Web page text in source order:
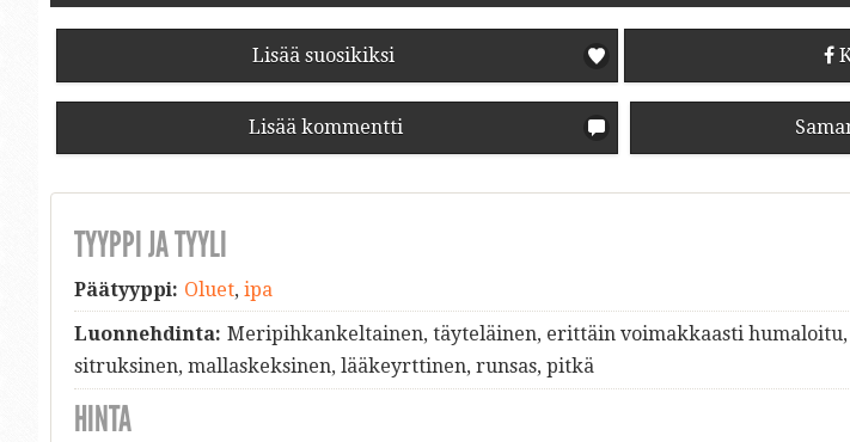
Lisää suosikiksi
Lisää kommentti
TYYPPI JA TYYLI
Päätyyppi: Oluet, ipa
Luonnehdinta: Meripihkankeltainen, täyteläinen, erittäin voimakkaasti humaloitu,
sitruksinen, mallaskeksinen, lääkeyrttinen, runsas, pitkä
HINTA